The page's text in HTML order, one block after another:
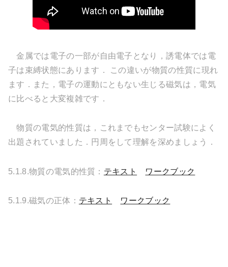
金属では電子の一部が自由電子となり，誘電体では電
子は束縛状態にあります． この違いが物質の性質に現れ
ます．また，電子の運動にともない生じる磁気は，電気
に比べると大変複雑です．
物質の電気的性質は，これまでもセンター試験によく
出題されていました．円周をして理解を深めましょう．
5.1.8.物質の電気的性質： テキスト ワークブック
5.1.9.磁気の正体： テキスト ワークブック